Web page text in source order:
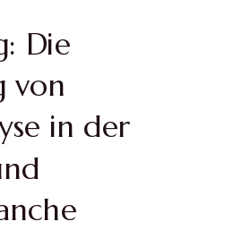
Die
von
in der